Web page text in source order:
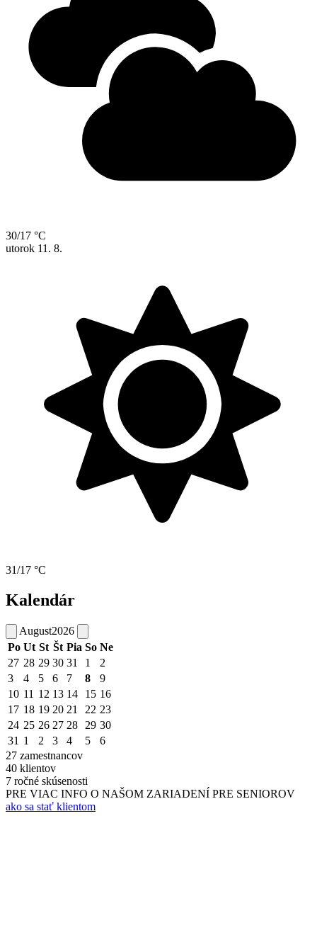
30/17 °C
utorok 11. 8.
31/17 °C
Kalendár
August2026
Po Ut St Št Pia So Ne
27 28 29 30 31 1
2
3
4 5 6 7 8
9
10 11 12 13 14 15 16
17 18 19 20 21 22 23
24 25 26 27 28 29 30
31 1 2 3 4 5
6
27 zamestnancov
40 klientov
7 ročné skúsenosti
PRE VIAC INFO O NAŠOM ZARIADENÍ PRE SENIOROV
ako sa stať klientom